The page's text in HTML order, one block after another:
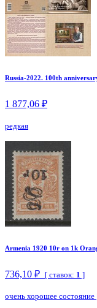
Russia-2022. 100th
1 877,06 ₽
редкая
Armenia 1920 10r on 1k
736,10 ₽ [ ставок: 1 ]
очень хорошее состояние